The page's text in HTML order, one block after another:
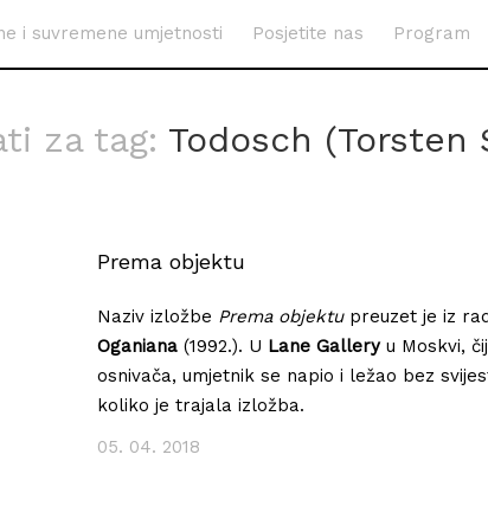
i suvremene umjetnosti Posjetite nas Program
za tag: Todosch (Torsten
Prema objektu
Naziv izložbe Prema objektupreuzet je iz
Oganiana (1992.). U Lane Galleryu Moskvi,
osnivača, umjetnik se napio i ležao bez
koliko je trajala izložba.
05. 04. 2018